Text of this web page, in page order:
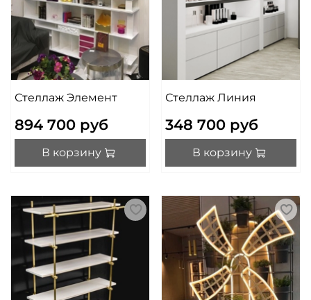
Стеллаж Элемент
894 700 руб
В корзину
Стеллаж Линия
348 700 руб
В корзину